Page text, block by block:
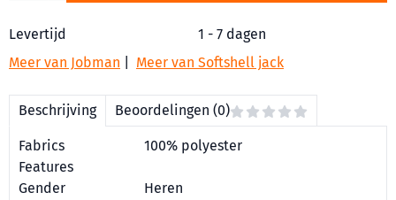
Levertijd
1 - 7 dagen
Meer van Jobman
Meer van Softshell jack
Beschrijving Beoordelingen (0)
Fabrics
100% polyester
Features
Gender
Heren